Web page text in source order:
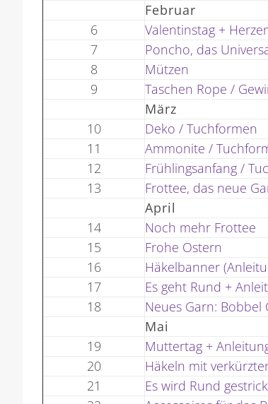
Februar
6
Valentinstag +
7
Poncho, das
8
Mützen
9
Taschen Rope /
März
10
Deko / Tuchformen
11
Ammonite /
12
Frühlingsanfang /
13
Frottee, das neue
April
14
Noch mehr Frottee
15
Frohe Ostern
16
Häkelbanner
17
Es geht Rund +
18
Neues Garn:
Mai
19
Muttertag +
20
Häkeln mit
21
Es wird Rund